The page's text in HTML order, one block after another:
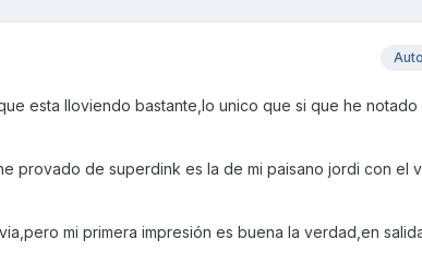
esta lloviendo bastante,lo unico que si que he notado
provado de superdink es la de mi paisano jordi con el
mi primera impresión es buena la verdad,en